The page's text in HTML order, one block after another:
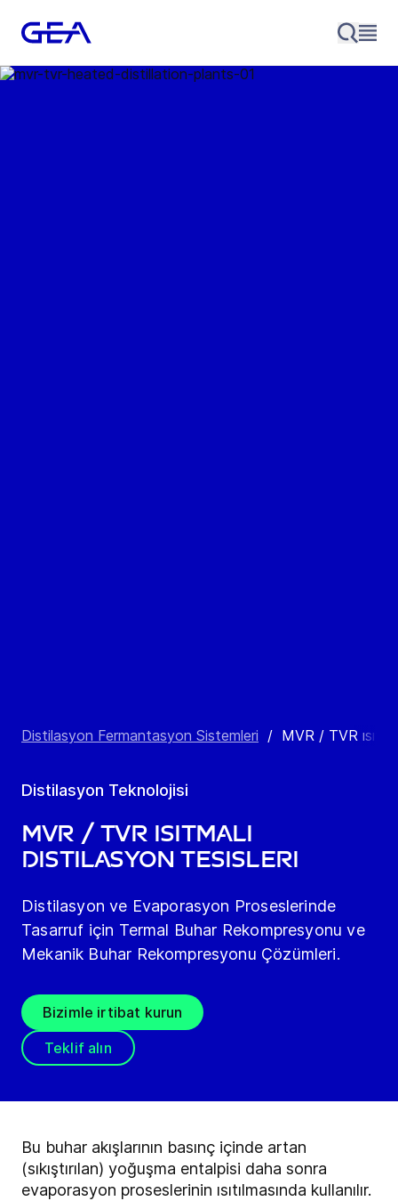
Distilasyon Fermantasyon Sistemleri / MVR / TVR
Distilasyon Teknolojisi
MVR / TVR ısıtmalı
Distilasyon Tesisleri
Distilasyon ve Evaporasyon Proseslerinde
Tasarruf için Termal Buhar Rekompresyonu ve
Mekanik Buhar Rekompresyonu Çözümleri.
Bizimle irtibat kurun
Teklif alın
Bu buhar akışlarının basınç içinde artan
(sıkıştırılan) yoğuşma entalpisi daha sonra
evaporasyon proseslerinin ısıtılmasında kullanılır.